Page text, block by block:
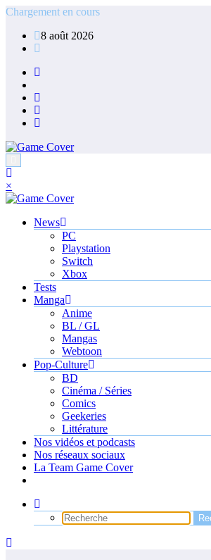
Aller
contenu
Chargement en cours
8 août 2026
×
News
PC
Playstation
Switch
Xbox
Tests
Manga
Anime
BL / GL
Mangas
Webtoon
Pop-Culture
BD
Cinéma / Séries
Comics
Geekeries
Littérature
Nos vidéos et podcasts
Nos réseaux sociaux
La Team Game Cover